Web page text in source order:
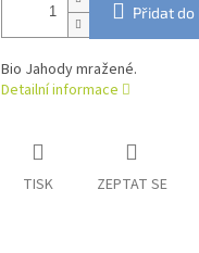
Přidat do
Bio Jahody mražené.
Detailní informace
TISK ZEPTAT SE